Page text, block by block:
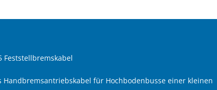
Feststellbremskabel
Handbremsantriebskabel für Hochbodenbusse einer kleinen